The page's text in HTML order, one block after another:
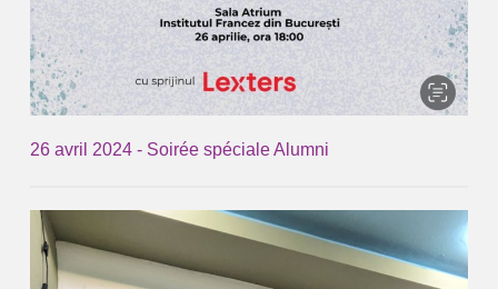
26 avril 2024 - Soirée spéciale Alumni